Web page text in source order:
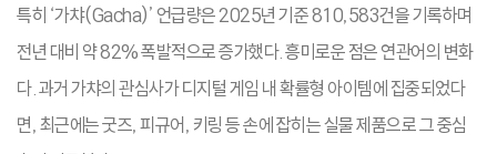
특히 ‘가챠(Gacha)’ 언급량은 2025년 기준 810,583건을 기록하며
전년 대비 약 82% 폭발적으로 증가했다. 흥미로운 점은 연관어의 변화
다. 과거 가챠의 관심사가 디지털 게임 내 확률형 아이템에 집중되었다
면, 최근에는 굿즈, 피규어, 키링 등 손에 잡히는 실물 제품으로 그 중심